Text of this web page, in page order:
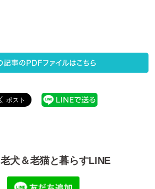
老犬＆老猫と暮らすLINE